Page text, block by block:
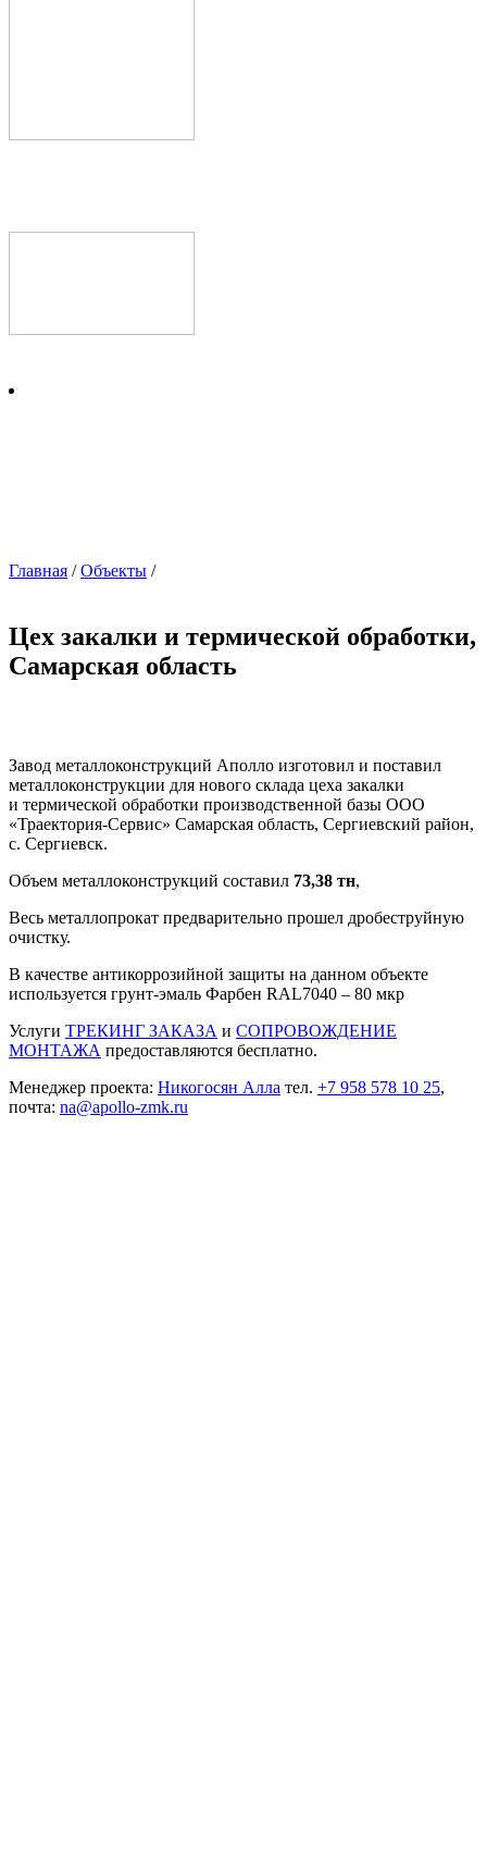
Главная /Объекты /
Цех закалки и термической обработки,
Самарская область
Завод металлоконструкций Аполло изготовил и поставил
металлоконструкции для нового склада цеха закалки
и термической обработки производственной базы ООО
«Траектория-Сервис» Самарская область, Сергиевский район,
с. Сергиевск.
Объем металлоконструкций составил 73,38 тн,
Весь металлопрокат предварительно прошел дробеструйную
очистку.
В качестве антикоррозийной защиты на данном объекте
используется грунт-эмаль Фарбен RAL7040 – 80 мкр
Услуги ТРЕКИНГ ЗАКАЗА и СОПРОВОЖДЕНИЕ
МОНТАЖА предоставляются бесплатно.
Менеджер проекта: Никогосян Алла тел. +7 958 578 10 25,
почта: na@apollo-zmk.ru